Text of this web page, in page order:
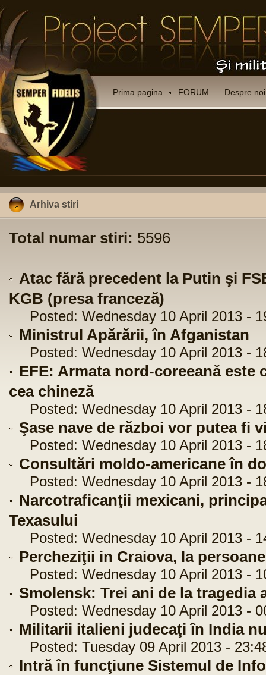
Prima pagina FORUM Despre noi
Arhiva stiri
Total numar stiri: 5596
Atac fără precedent la Putin şi
KGB (presa franceză)
Posted: Wednesday 10 April 2013 -
Ministrul Apărării, în Afganistan
Posted: Wednesday 10 April 2013 -
EFE: Armata nord-coreeană este
cea chineză
Posted: Wednesday 10 April 2013 -
Şase nave de război vor putea fi
Posted: Wednesday 10 April 2013 -
Consultări moldo-americane în
Posted: Wednesday 10 April 2013 -
Narcotraficanţii mexicani,
Texasului
Posted: Wednesday 10 April 2013 -
Percheziţii in Craiova, la
Posted: Wednesday 10 April 2013 -
Smolensk: Trei ani de la tragedia
Posted: Wednesday 10 April 2013 -
Militarii italieni judecaţi în India
Posted: Tuesday 09 April 2013 -
Intră în funcţiune Sistemul de